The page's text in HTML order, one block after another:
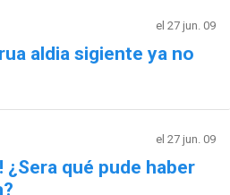
el 27 jun. 09
aldia sigiente ya no
el 27 jun. 09
qué pude haber